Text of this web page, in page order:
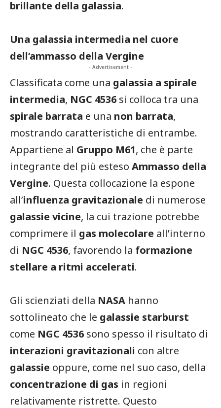
brillante della galassia.
Una galassia intermedia nel cuore
dell’ammasso della Vergine
- Advertisement -
Classificata come una galassia a spirale
intermedia, NGC 4536 si colloca tra una
spirale barrata e una non barrata,
mostrando caratteristiche di entrambe.
Appartiene al Gruppo M61, che è parte
integrante del più esteso Ammasso della
Vergine. Questa collocazione la espone
all’influenza gravitazionale di numerose
galassie vicine, la cui trazione potrebbe
comprimere il gas molecolare all’interno
di NGC 4536, favorendo la formazione
stellare a ritmi accelerati.
Gli scienziati della NASA hanno
sottolineato che le galassie starburst
come NGC 4536 sono spesso il risultato di
interazioni gravitazionali con altre
galassie oppure, come nel suo caso, della
concentrazione di gas in regioni
relativamente ristrette. Questo